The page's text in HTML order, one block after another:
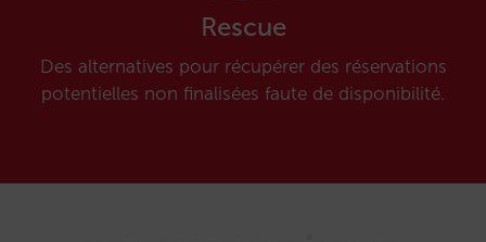
Rescue
Des alternatives pour récupérer des réservations
potentielles non finalisées faute de disponibilité.